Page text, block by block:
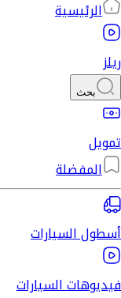
الرئيسية
ريلز
بحث
تمويل
المفضلة
أسطول السيارات
فيديوهات السيارات